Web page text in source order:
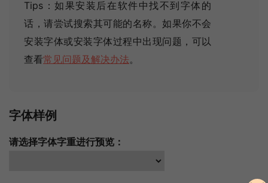
Tips：如果安装后在软件中找不到字体的
话，请尝试搜索其可能的名称。如果你不会
安装字体或安装字体过程中出现问题，可以
查看常见问题及解决办法。
字体样例
请选择字体字重进行预览：